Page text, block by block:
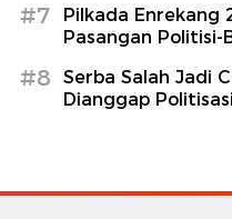
#7
Pilkada Enrekang
Pasangan Politisi-
#8
Serba Salah Jadi
Dianggap Politisasi